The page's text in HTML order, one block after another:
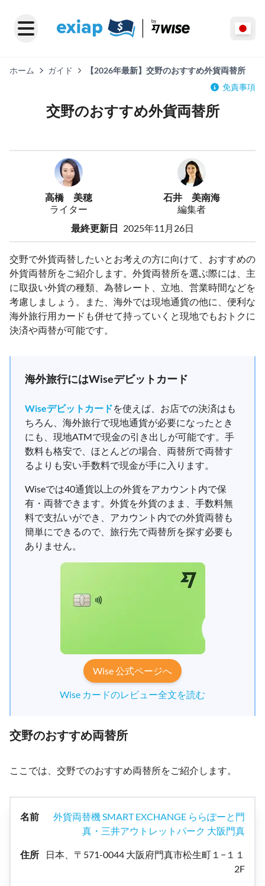
ホーム ガイド
【2026年最新】交野のおすすめ外貨両替所
免責事項
交野のおすすめ外貨両替所
高橋 美穂
ライター
石井 美南海
編集者
最終更新日 2025年11月26日
交野で外貨両替したいとお考えの方に向けて、おすすめの
外貨両替所をご紹介します。外貨両替所を選ぶ際には、主
に取扱い外貨の種類、為替レート、立地、営業時間などを
考慮しましょう。また、海外では現地通貨の他に、便利な
海外旅行用カードも併せて持っていくと現地でもおトクに
決済や両替が可能です。
海外旅行にはWiseデビットカード
Wiseデビットカードを使えば、お店での決済はも
ちろん、海外旅行で現地通貨が必要になったとき
にも、現地ATMで現金の引き出しが可能です。手
数料も格安で、ほとんどの場合、両替所で両替す
るよりも安い手数料で現金が手に入ります。
Wiseでは40通貨以上の外貨をアカウント内で保
有・両替できます。外貨を外貨のまま、手数料無
料で支払いができ、アカウント内での外貨両替も
簡単にできるので、旅行先で両替所を探す必要も
ありません。
Wise 公式ページへ
Wise カードのレビュー全文を読む
交野のおすすめ両替所
ここでは、交野でのおすすめ両替所をご紹介します。
外貨両替機 SMART EXCHANGE ららぽーと門
真・三井アウトレットパーク 大阪門真
日本、〒571-0044 大阪府門真市松生町１−１１
2F